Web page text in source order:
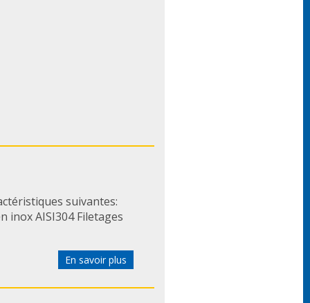
suivantes:
inox AISI304 Filetages
En savoir plus